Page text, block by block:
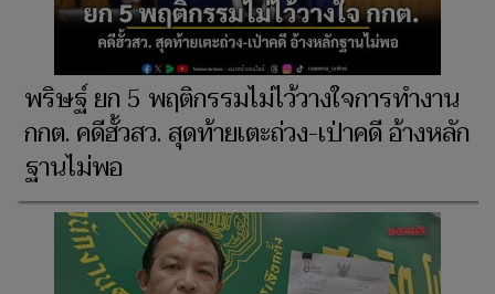
พริษฐ์ ยก 5 พฤติกรรมไม่ไว้วางใจการทำงาน
กกต. คดีฮั้วสว. สุดท้ายเตะถ่วง-เป่าคดี อ้างหลัก
ฐานไม่พอ